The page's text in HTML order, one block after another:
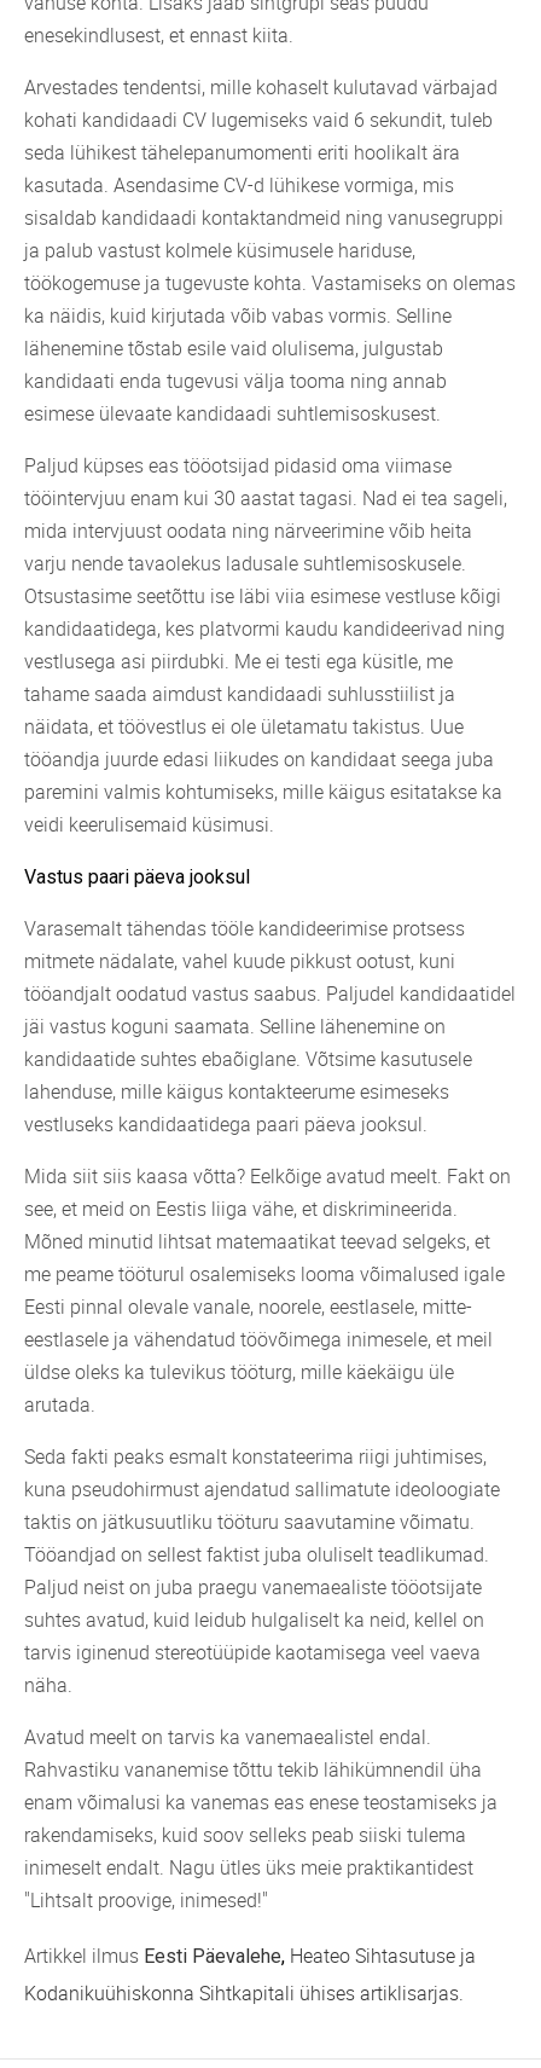
enesekindlusest, et ennast kiita.
Arvestades tendentsi, mille kohaselt kulutavad värbajad
kohati kandidaadi CV lugemiseks vaid 6 sekundit, tuleb
seda lühikest tähelepanumomenti eriti hoolikalt ära
kasutada. Asendasime CV-d lühikese vormiga, mis
sisaldab kandidaadi kontaktandmeid ning vanusegruppi
ja palub vastust kolmele küsimusele hariduse,
töökogemuse ja tugevuste kohta. Vastamiseks on olemas
ka näidis, kuid kirjutada võib vabas vormis. Selline
lähenemine tõstab esile vaid olulisema, julgustab
kandidaati enda tugevusi välja tooma ning annab
esimese ülevaate kandidaadi suhtlemisoskusest.
Paljud küpses eas tööotsijad pidasid oma viimase
tööintervjuu enam kui 30 aastat tagasi. Nad ei tea sageli,
mida intervjuust oodata ning närveerimine võib heita
varju nende tavaolekus ladusale suhtlemisoskusele.
Otsustasime seetõttu ise läbi viia esimese vestluse kõigi
kandidaatidega, kes platvormi kaudu kandideerivad ning
vestlusega asi piirdubki. Me ei testi ega küsitle, me
tahame saada aimdust kandidaadi suhlusstiilist ja
näidata, et töövestlus ei ole ületamatu takistus. Uue
tööandja juurde edasi liikudes on kandidaat seega juba
paremini valmis kohtumiseks, mille käigus esitatakse ka
veidi keerulisemaid küsimusi.
Vastus paari päeva jooksul
Varasemalt tähendas tööle kandideerimise protsess
mitmete nädalate, vahel kuude pikkust ootust, kuni
tööandjalt oodatud vastus saabus. Paljudel kandidaatidel
jäi vastus koguni saamata. Selline lähenemine on
kandidaatide suhtes ebaõiglane. Võtsime kasutusele
lahenduse, mille käigus kontakteerume esimeseks
vestluseks kandidaatidega paari päeva jooksul.
Mida siit siis kaasa võtta? Eelkõige avatud meelt. Fakt on
see, et meid on Eestis liiga vähe, et diskrimineerida.
Mõned minutid lihtsat matemaatikat teevad selgeks, et
me peame tööturul osalemiseks looma võimalused igale
Eesti pinnal olevale vanale, noorele, eestlasele, mitte-
eestlasele ja vähendatud töövõimega inimesele, et meil
üldse oleks ka tulevikus tööturg, mille käekäigu üle
arutada.
Seda fakti peaks esmalt konstateerima riigi juhtimises,
kuna pseudohirmust ajendatud sallimatute ideoloogiate
taktis on jätkusuutliku tööturu saavutamine võimatu.
Tööandjad on sellest faktist juba oluliselt teadlikumad.
Paljud neist on juba praegu vanemaealiste tööotsijate
suhtes avatud, kuid leidub hulgaliselt ka neid, kellel on
tarvis iginenud stereotüüpide kaotamisega veel vaeva
näha.
Avatud meelt on tarvis ka vanemaealistel endal.
Rahvastiku vananemise tõttu tekib lähikümnendil üha
enam võimalusi ka vanemas eas enese teostamiseks ja
rakendamiseks, kuid soov selleks peab siiski tulema
inimeselt endalt. Nagu ütles üks meie praktikantidest
"Lihtsalt proovige, inimesed!"
Artikkel ilmus Eesti Päevalehe, Heateo Sihtasutuse ja
Kodanikuühiskonna Sihtkapitali ühises artiklisarjas.